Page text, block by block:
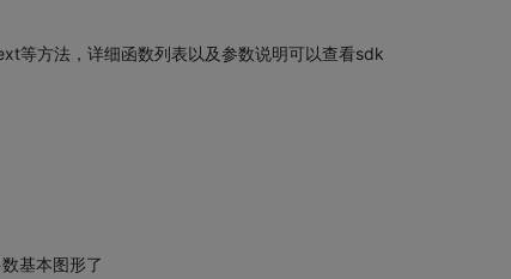
等方法，详细函数列表以及参数说明可以查看sdk
基本图形了